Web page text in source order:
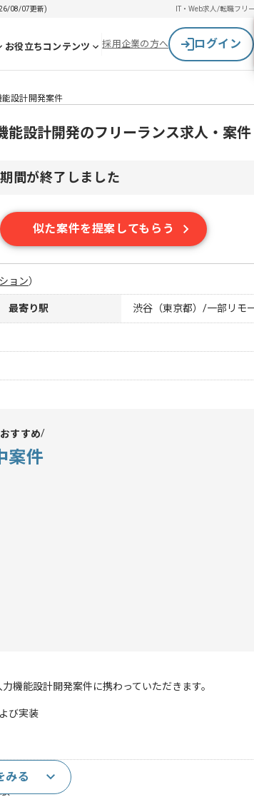
08/07更新) IT・Web求人/転職フリ
お役立ちコンテンツ 採用企業の方へ ログイン
能設計開発案件
能設計開発のフリーランス求人・案件
間が終了しました
似た案件を提案してもらう
ョン）
最寄り駅 渋谷（東京都）/一部リモ
すすめ
案件
機能設計開発案件に携わっていただきます。
び実装
みる